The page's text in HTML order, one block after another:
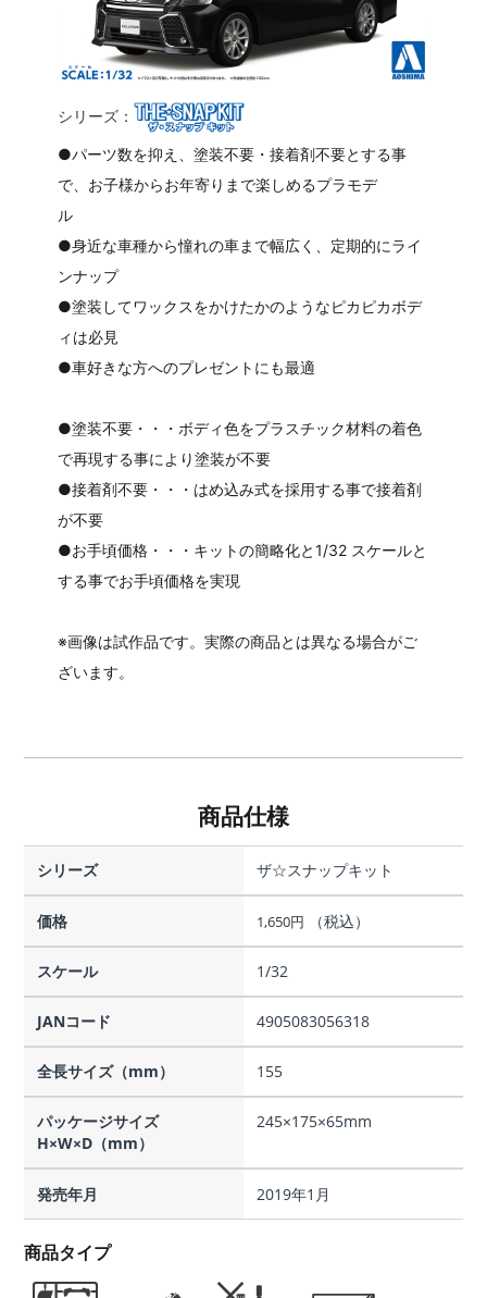
シリーズ：
●パーツ数を抑え、塗装不要・接着剤不要とする事
で、お子様からお年寄りまで楽しめるプラモデ
●身近な車種から憧れの車まで幅広く、定期的にライ
ンナップ
●塗装してワックスをかけたかのようなピカピカボデ
ィは必見
●車好きな方へのプレゼントにも最適
●塗装不要・・・ボディ色をプラスチック材料の着色
で再現する事により塗装が不要
●接着剤不要・・・はめ込み式を採用する事で接着剤
が不要
●お手頃価格・・・キットの簡略化と1/32 スケールと
する事でお手頃価格を実現
※画像は試作品です。実際の商品とは異なる場合がご
ざいます。
商品仕様
シリーズ ザ☆スナップキット
価格 1,650円 （税込）
スケール 1/32
JANコード 4905083056318
全長サイズ（mm） 155
パッケージサイズ
H×W×D（mm）
245×175×65mm
発売年月 2019年1月
商品タイプ